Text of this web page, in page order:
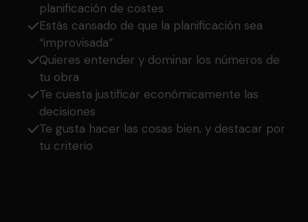
planificación de costes
Estás cansado de que la planificación sea
“improvisada”
Quieres entender y dominar los números de
tu obra
Te cuesta justificar económicamente las
decisiones
Te gusta hacer las cosas bien, y destacar por
tu criterio